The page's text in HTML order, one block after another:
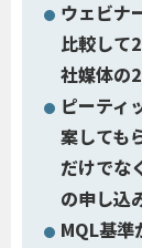
ウェビナ
比較して
社媒体の
ピーティ
案しても
だけでな
の申し込
MQL基準